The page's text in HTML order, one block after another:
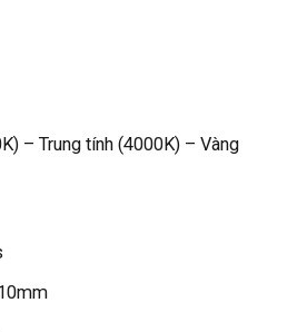
– Trung tính (4000K) – Vàng